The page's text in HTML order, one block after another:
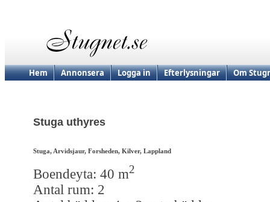
Hem Annonsera Logga in Efterlysningar Om
Stuga uthyres
Stuga, Arvidsjaur, Forsheden, Kilver, Lappland
Boendeyta: 40 m2
Antal rum: 2